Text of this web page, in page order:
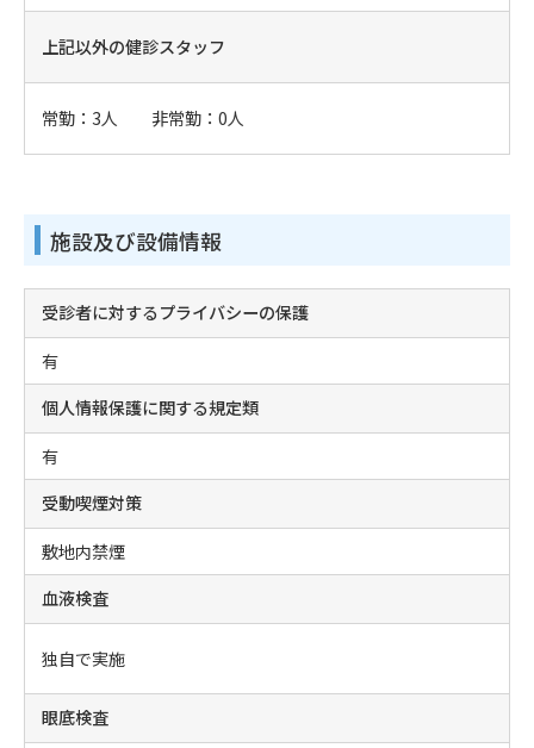
上記以外の健診スタッフ
常勤：3人 非常勤：0人
施設及び設備情報
受診者に対するプライバシーの保護
有
個人情報保護に関する規定類
有
受動喫煙対策
敷地内禁煙
血液検査
独自で実施
眼底検査